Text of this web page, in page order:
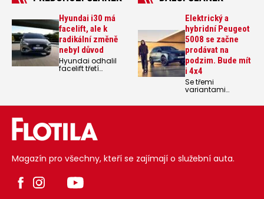
Hyundai i30 má
facelift, ale k
radikální změně
nebyl důvod
Hyundai odhalil
facelift třetí
nabídka motorů
Elektrický a
hybridní Peugeot
5008 se začne
prodávat na
podzim. Bude mít
i 4x4
Se třemi
variantami
dvěvma
Magazín pro všechny, kteří se zajímají o služební auta.